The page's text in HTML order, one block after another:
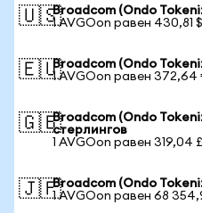
🇺🇸Broadcom (Ondo
1 AVGOon равен 430,81 $
🇪🇺Broadcom (Ondo
1 AVGOon равен 372,64
🇬🇧Broadcom (Ondo
стерлингов
1 AVGOon равен 319,04 £
🇯🇵Broadcom (Ondo
1 AVGOon равен 68